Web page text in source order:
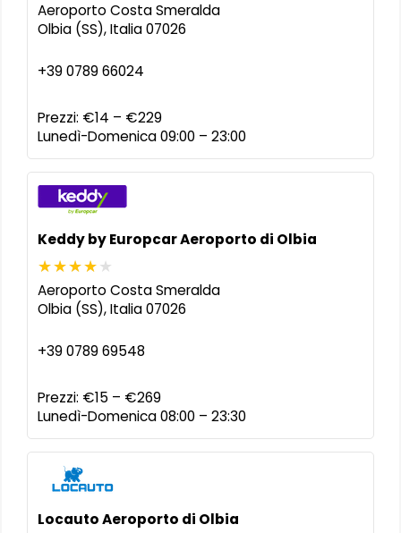
Aeroporto Costa Smeralda
Olbia (SS),Italia 07026
+39 0789 66024
Prezzi: €14 – €229
Lunedì-Domenica 09:00 – 23:00
Keddy by Europcar Aeroporto di Olbia
Aeroporto Costa Smeralda
Olbia (SS),Italia 07026
+39 0789 69548
Prezzi: €15 – €269
Lunedì-Domenica 08:00 – 23:30
Locauto Aeroporto di Olbia